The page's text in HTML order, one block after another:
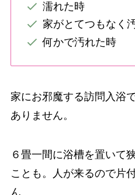
濡れた時
家がとてつもなく
何かで汚れた時
家にお邪魔する訪問入浴
ありません。
６畳一間に浴槽を置いて
ことも。人が来るので片
ん